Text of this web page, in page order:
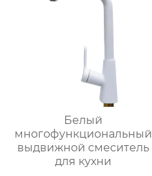
Белый
многофункциональный
выдвижной смеситель
для кухни